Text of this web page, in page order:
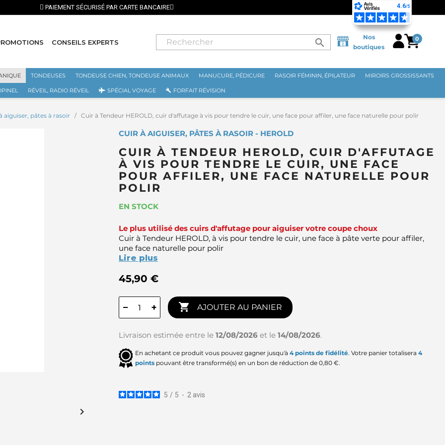
⭐ LIVRAISON GRATUITE EN FRANCE MÉTROPOLITAINE DÈS 70€ ⭐
CONSEILS EXPERTS search
Nos
boutiques
0
TONDEUSES TONDEUSE CHIEN, TONDEUSE ANIMAUX MANUCURE, PÉDICURE RASOIR FÉMININ, ÉPILATEUR MIROIRS GROSSISSANTS
RÉVEIL, RADIO RÉVEIL SPÉCIAL VOYAGE FORFAIT RÉVISION
aiguiser, pâtes à rasoir Cuir à Tendeur HEROLD, cuir d'affutage à vis pour tendre le cuir, une face pour affiler, une face naturelle pour polir

CUIR À AIGUISER, PÂTES À RASOIR - HEROLD
CUIR À TENDEUR HEROLD, CUIR D'AFFUTAGE
À VIS POUR TENDRE LE CUIR, UNE FACE
POUR AFFILER, UNE FACE NATURELLE POUR
POLIR
EN STOCK
Le plus utilisé des cuirs d'affutage pour aiguiser votre coupe choux
Cuir à Tendeur HEROLD, à vis pour tendre le cuir, une face à pâte verte pour affiler,
une face naturelle pour polir
Lire plus
45,90 €
− +  AJOUTER AU PANIER
Livraison estimée entre le 12/08/2026 et le 14/08/2026.
En achetant ce produit vous pouvez gagner jusqu'à 4points de fidélité. Votre panier totalisera 4
points pouvant être transformé(s) en un bon de réduction de 0,80 €.
5 / 5 - 2 avis